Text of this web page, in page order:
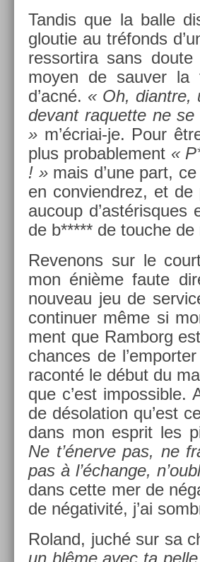
Tan­dis que la balle
gloutie au tréfonds
re­ssor­tira sans
moyen de sauv­er la
d’acné. « Oh, di­antre,
devant raquet­te ne
» m’écriai-je. Pour
plus pro­bab­le­ment «
! »mais d’une part, ce
en con­viendrez, et
aucoup
de b***** de touc­he
Re­venons sur le
mon énième faute
nouveau jeu de
con­tinu­er même si
ment que Ram­borg
chan­ces de
raconté le début du
que c’est im­pos­sible.
de désola­tion qu’est
dans mon esprit les
Ne t’énerve pas, ne
pas à l’échan­ge,
dans cette mer de
de négativité, j’ai
Roland, juché sur sa